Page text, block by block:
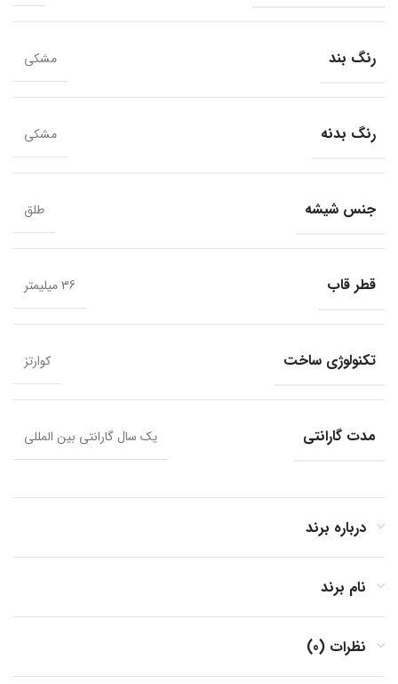
رنگ بند مشکی
رنگ بدنه مشکی
جنس شیشه طلق
قطر قاب 36 میلیمتر
تکنولوژی ساخت کوارتز
مدت گارانتی یک سال گارانتی بین المللی
درباره برند
نام برند
نظرات (0)